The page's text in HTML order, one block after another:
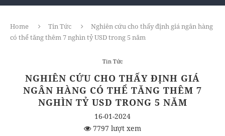
Home Tin Tức
Nghiên cứu cho thấy định giá ngân hàng
có thể tăng thêm 7 nghìn tỷ USD trong 5 năm
Tin Tức
NGHIÊN CỨU CHO THẤY ĐỊNH GIÁ
NGÂN HÀNG CÓ THỂ TĂNG THÊM 7
NGHÌN TỶ USD TRONG 5 NĂM
16-01-2024
7797 lượt xem